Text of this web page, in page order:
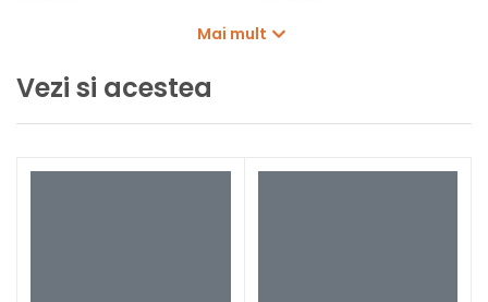
113 mm
Inaltime
Mai mult
Vezi si acestea